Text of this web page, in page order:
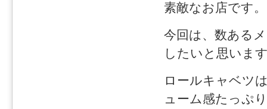
素敵なお店です。
今回は、数ある
したいと思いま
ロールキャベツ
ューム感たっぷ